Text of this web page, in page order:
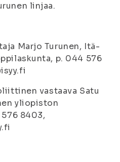
linjaa.
Marjo Turunen, Itä-
p. 044 576
vastaava Satu
yliopiston
8403,